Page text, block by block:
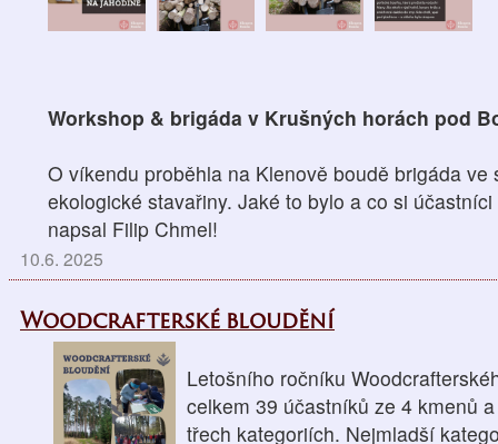
Workshop & brigáda v Krušných horách pod
O víkendu proběhla na Klenově boudě brigáda ve
ekologické stavařiny. Jaké to bylo a co si
napsal Filip Chmel!
10.6. 2025
Woodcrafterské bloudění
Letošního ročníku
celkem 39 účastníků ze 4 kmenů
třech kategoriích. Nejmladší